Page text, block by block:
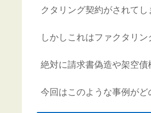
クタリング契約がされてし
しかしこれはファクタリ
絶対に請求書偽造や架空債
今回はこのような事例がど